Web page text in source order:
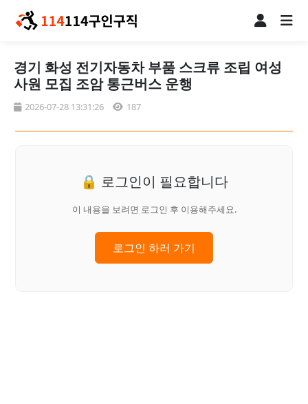
경기 화성 전기자동차 부품 스크류 조립 여성
사원 모집 조암 통근버스 운행
2026-07-28 13:31:26 187
🔒 로그인이 필요합니다
이 내용을 보려면 로그인 후 이용해주세요.
로그인 하러 가기